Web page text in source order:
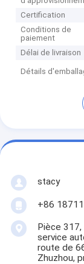
Certification
Conditions de
paiement
Délai de livraison
Détails
stacy
+86
Pièce
service
route de
Zhuzhou,